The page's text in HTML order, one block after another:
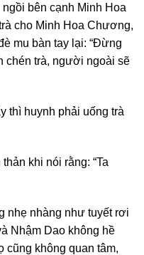
bên cạnh Minh Hoa
cho Minh Hoa Chương,
mu bàn tay lại: “Đừng
chén trà, người ngoài sẽ
thì huynh phải uống trà
khi nói rằng: “Ta
nhẹ nhàng như tuyết rơi
Nhậm Dao không hề
cũng không quan tâm,